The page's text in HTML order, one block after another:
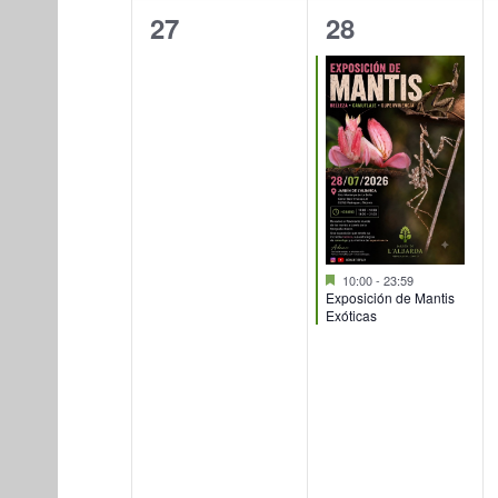
EVENTOS
palabra
clave.
DE
0
27
1
evento,
28
Destacado
10:00-23:59
Exposición de Mantis
Exóticas